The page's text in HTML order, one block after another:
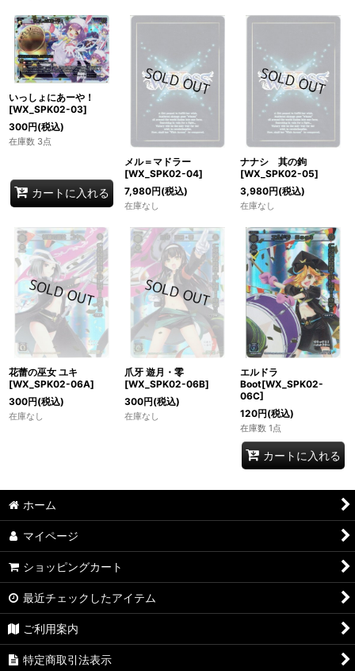
いっしょにあーや！
[WX_SPK02-03]
300円(税込)
在庫数 3点
カートに入れる
メル＝マドラー
[WX_SPK02-04]
7,980円(税込)
在庫なし
ナナシ 其の鉤
[WX_SPK02-05]
3,980円(税込)
在庫なし
花蕾の巫女 ユキ
[WX_SPK02-06A]
300円(税込)
在庫なし
爪牙 遊月・零
[WX_SPK02-06B]
300円(税込)
在庫なし
エルドラ
Boot[WX_SPK02-
06C]
120円(税込)
在庫数 1点
カートに入れる
ホーム
マイページ
ショッピングカート
最近チェックしたアイテム
ご利用案内
特定商取引法表示